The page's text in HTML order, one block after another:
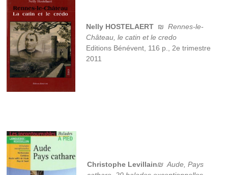
Nelly HOSTELAERT ₪Rennes-le-
Château, le catin et le credo
Editions Bénévent, 116 p., 2e trimestre
2011
Christophe Levillain₪ Aude, Pays